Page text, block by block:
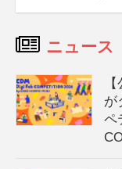
ニュース
が
ペ